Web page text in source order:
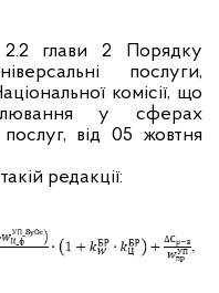
глави 2 Порядку
послуги,
комісії, що
у сферах
від 05 жовтня
редакції: